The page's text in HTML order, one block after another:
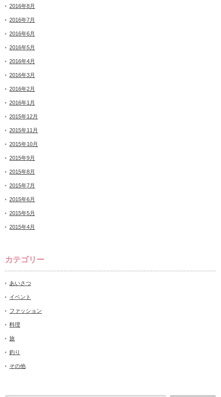
2016年8月
2016年7月
2016年6月
2016年5月
2016年4月
2016年3月
2016年2月
2016年1月
2015年12月
2015年11月
2015年10月
2015年9月
2015年8月
2015年7月
2015年6月
2015年5月
2015年4月
カテゴリー
あいさつ
イベント
ファッション
料理
旅
釣り
その他